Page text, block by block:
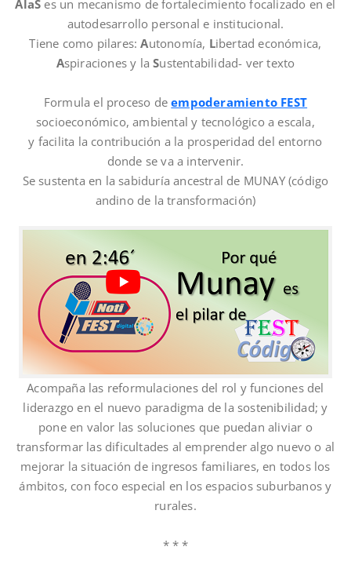
AlaS es un mecanismo de fortalecimiento focalizado en el
autodesarrollo personal e institucional.
Tiene como pilares:Autonomía, Libertad económica,
Aspiraciones y laSustentabilidad- ver texto
Formula el proceso deempoderamiento FEST
socioeconómico, ambiental y tecnológico a escala,
y facilita la contribución a la prosperidad del entorno
donde se va a intervenir.
Se sustenta en la sabiduría ancestral de MUNAY (código
andino de la transformación)
Acompaña las reformulaciones del rol y funciones del
liderazgo en el nuevo paradigma de la sostenibilidad; y
pone en valor las soluciones que puedan aliviar o
transformar las dificultades al emprender algo nuevo o al
mejorar la situación de ingresos familiares, en todos los
ámbitos, con foco especial en los espacios suburbanos y
rurales.
* * *